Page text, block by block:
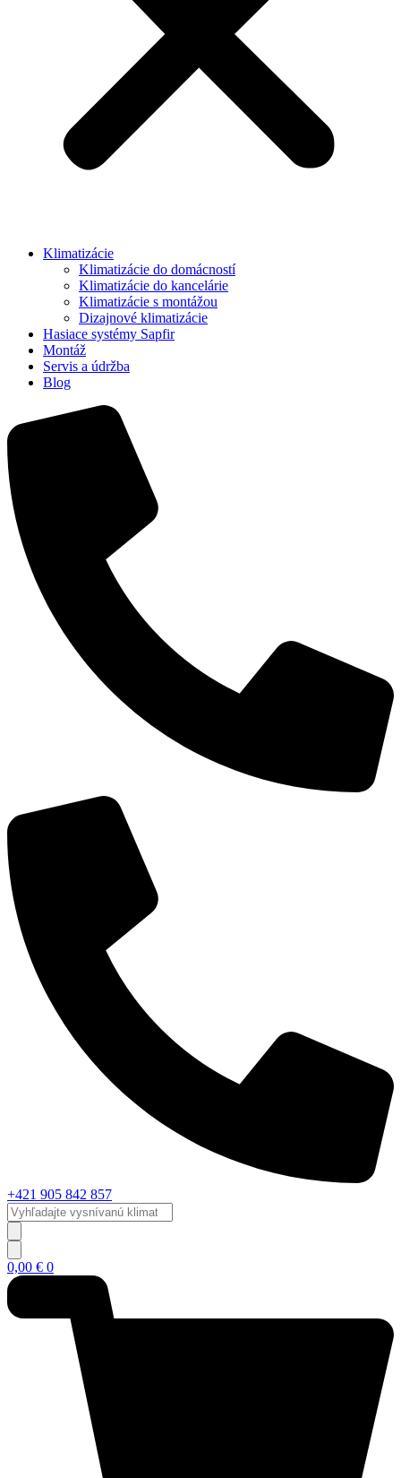
Klimatizácie
Klimatizácie do domácností
Klimatizácie do kancelárie
Klimatizácie s montážou
Dizajnové klimatizácie
Hasiace systémy Sapfir
Montáž
Servis a údržba
Blog
+421 905 842 857
Vyhľadajte
vysnívanú
klimatizáciu...
0,00 € 0